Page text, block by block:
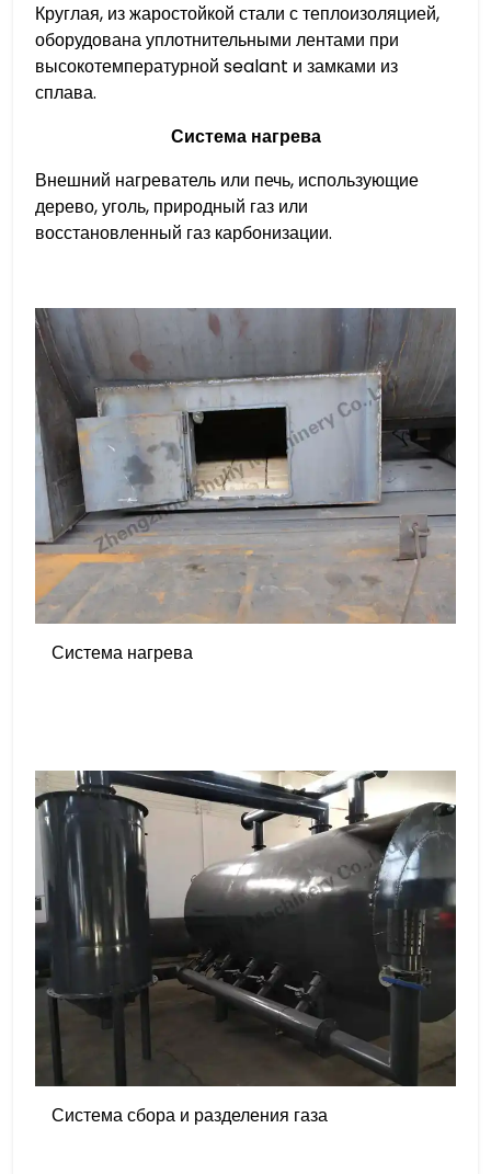
Круглая, из жаростойкой стали с теплоизоляцией,
оборудована уплотнительными лентами при
высокотемпературной sealant и замками из
сплава.
Система нагрева
Внешний нагреватель или печь, использующие
дерево, уголь, природный газ или
восстановленный газ карбонизации.
Система нагрева
Система сбора и разделения газа